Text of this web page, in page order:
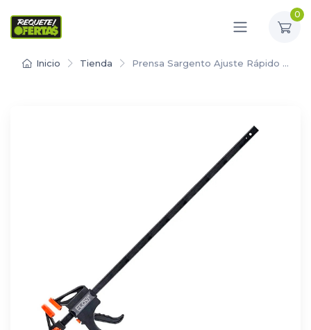
0
Inicio Tienda Prensa Sargento Ajuste Rápido …